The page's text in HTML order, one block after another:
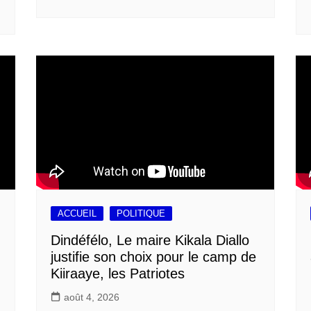
ACCUEIL POLITIQUE
Dindéfélo, Le maire Kikala Diallo
justifie son choix pour le camp de
Kiiraaye, les Patriotes
août 4, 2026